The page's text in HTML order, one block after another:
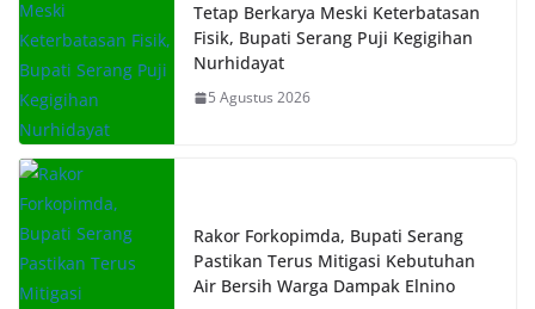
Tetap Berkarya Meski Keterbatasan
Fisik, Bupati Serang Puji Kegigihan
Nurhidayat
5 Agustus 2026
Rakor Forkopimda, Bupati Serang
Pastikan Terus Mitigasi Kebutuhan
Air Bersih Warga Dampak Elnino